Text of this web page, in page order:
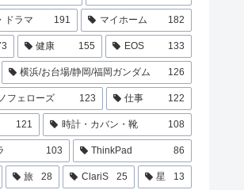
ドラマ 191 マイホーム 182
健康 155 EOS 133
横浜/お台場/静岡/福岡ガンダム 126
フェローズ 123 仕事 122
121 時計・カバン・靴 108
103 ThinkPad 86
旅 28 ClariS 25 星 13